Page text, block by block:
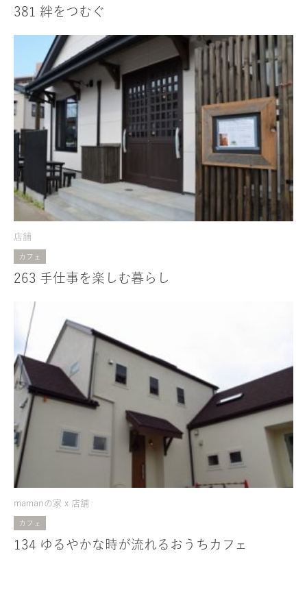
381 絆をつむぐ
店舗
カフェ
263 手仕事を楽しむ暮らし
mamanの家 x 店舗
カフェ
134 ゆるやかな時が流れるおうちカフェ